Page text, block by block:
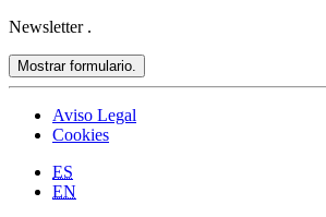
Newsletter .
Mostrar formulario.
Aviso Legal
Cookies
ES
EN